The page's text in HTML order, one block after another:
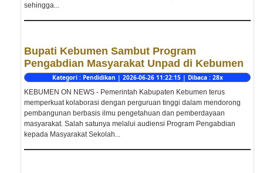
sehingga...
Bupati Kebumen Sambut Program
Pengabdian Masyarakat Unpad di Kebumen
Kategori : Pendidikan | 2026-06-26 11:22:15 | Dibaca : 28x
KEBUMEN ON NEWS - Pemerintah Kabupaten Kebumen terus
memperkuat kolaborasi dengan perguruan tinggi dalam mendorong
pembangunan berbasis ilmu pengetahuan dan pemberdayaan
masyarakat. Salah satunya melalui audiensi Program Pengabdian
kepada Masyarakat Sekolah...